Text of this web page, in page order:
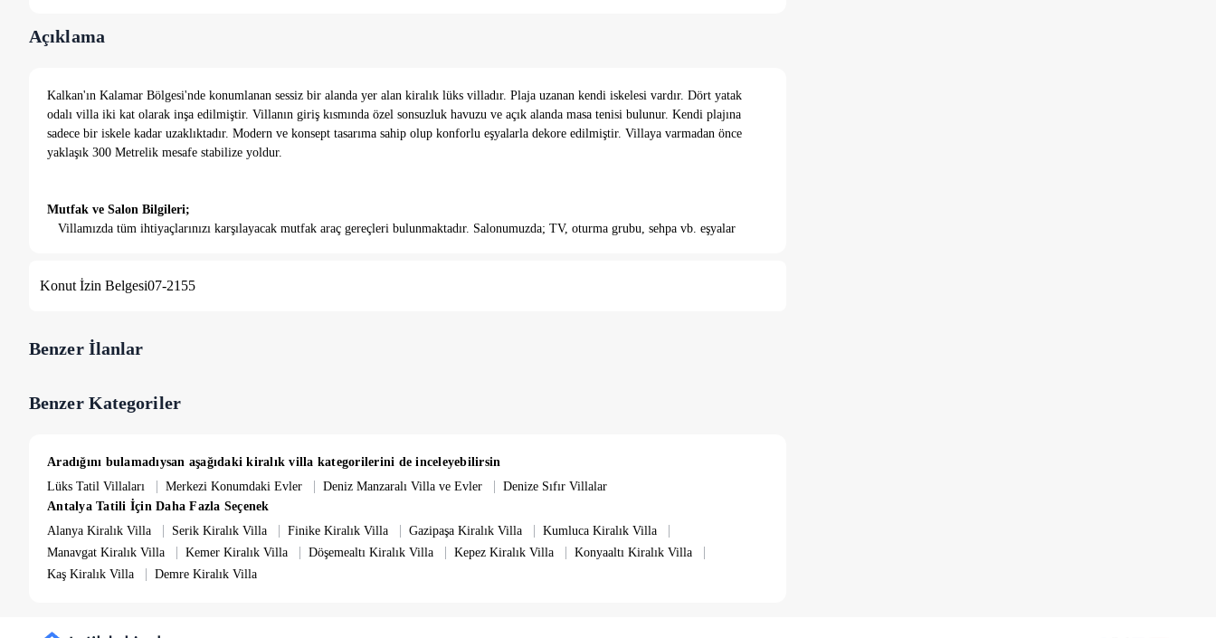
Açıklama
Kalkan'ın Kalamar Bölgesi'nde konumlanan sessiz bir alanda yer alan kiralık lüks villadır. Plaja uzanan kendi iskelesi vardır. Dört yatak
odalı villa iki kat olarak inşa edilmiştir. Villanın giriş kısmında özel sonsuzluk havuzu ve açık alanda masa tenisi bulunur. Kendi plajına
sadece bir iskele kadar uzaklıktadır. Modern ve konsept tasarıma sahip olup konforlu eşyalarla dekore edilmiştir. Villaya varmadan önce
yaklaşık 300 Metrelik mesafe stabilize yoldur.
Mutfak ve Salon Bilgileri;
Villamızda tüm ihtiyaçlarınızı karşılayacak mutfak araç gereçleri bulunmaktadır. Salonumuzda; TV, oturma grubu, sehpa vb. eşyalar
Yatak Odaları;
tuvalet mevcuttur.
4. Yatak Odası;Yatak odasında iki adet tek kişilik yatak, komodin, elbise dolabı ve klimalı yer alır. Özel banyo ve tuvalet mevcuttur.
Villamızda, 4*13 metre ebatlarında 1,65 metre derinliğinde havuz bulunmaktadır
Haftalık 25.000 Türk Lirası ısıtmalı havuz ücreti mevcuttur.
Giriş ve Çıkış Saatleri;
Tüm Villalarımıza giriş saati öğleden sonra 16:00 olup, çıkış saati ise sabah 10:00'dır. Villalarımızın temizliklerinin, gerekli
kontrollerinin, eksiklerinin tamamlanması için saatlere uymak zorunludur.
Konut İzin Belgesi07-2155
Benzer İlanlar
Benzer Kategoriler
Aradığını bulamadıysan aşağıdaki kiralık villa kategorilerini de inceleyebilirsin
Lüks Tatil Villaları
| Merkezi Konumdaki Evler | Deniz Manzaralı Villa ve Evler | Denize Sıfır Villalar
Antalya Tatili İçin Daha Fazla Seçenek
Alanya Kiralık Villa
| Serik Kiralık Villa | Finike Kiralık Villa | Gazipaşa Kiralık Villa | Kumluca Kiralık Villa |
Manavgat Kiralık Villa | Kemer Kiralık Villa | Döşemealtı Kiralık Villa | Kepez Kiralık Villa | Konyaaltı Kiralık Villa |
Kaş Kiralık Villa | Demre Kiralık Villa